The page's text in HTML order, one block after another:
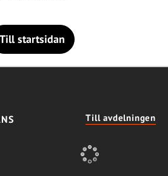
Till startsidan
Till avdelningen